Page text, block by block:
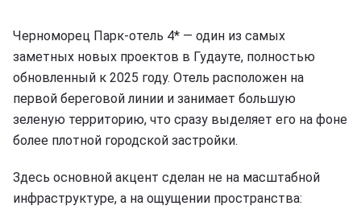
Черноморец Парк-отель 4* — один из самых
заметных новых проектов в Гудауте, полностью
обновленный к 2025 году. Отель расположен на
первой береговой линии и занимает большую
зеленую территорию, что сразу выделяет его на фоне
более плотной городской застройки.
Здесь основной акцент сделан не на масштабной
инфраструктуре, а на ощущении пространства: